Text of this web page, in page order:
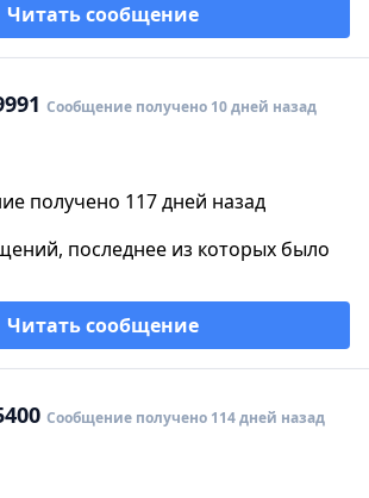
Читать сообщение
Сообщение получено 10 дней назад
получено 117 дней назад
последнее из которых было
Читать сообщение
Сообщение получено 114 дней назад